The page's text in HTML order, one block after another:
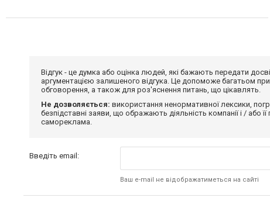
Відгук - це думка або оцінка людей, які бажають передати
аргументацією залишеного відгука. Це допоможе багатьом
обговорення, а також для роз'яснення питань, що цікавлять.
Не дозволяється: використання ненормативної лексики,
безпідставні заяви, що ображають діяльність компанії і / або
самореклама.
Введіть email:
Ваш e-mail не відображатиметься на сайті